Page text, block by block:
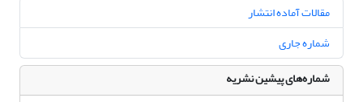
مقالات آماده انتشار
شماره جاری
شماره‌های پیشین نشریه